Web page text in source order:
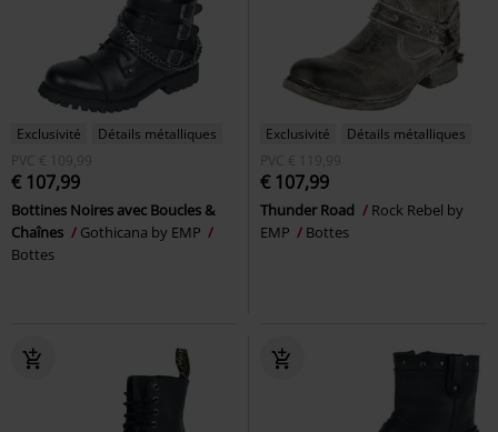
Exclusivité
Détails métalliques
PVC € 109,99
€ 107,99
Bottines Noires avec Boucles &
Chaînes
Gothicana by EMP
Bottes
Exclusivité
Détails métalliques
PVC € 119,99
€ 107,99
Thunder Road
Rock Rebel by
EMP
Bottes